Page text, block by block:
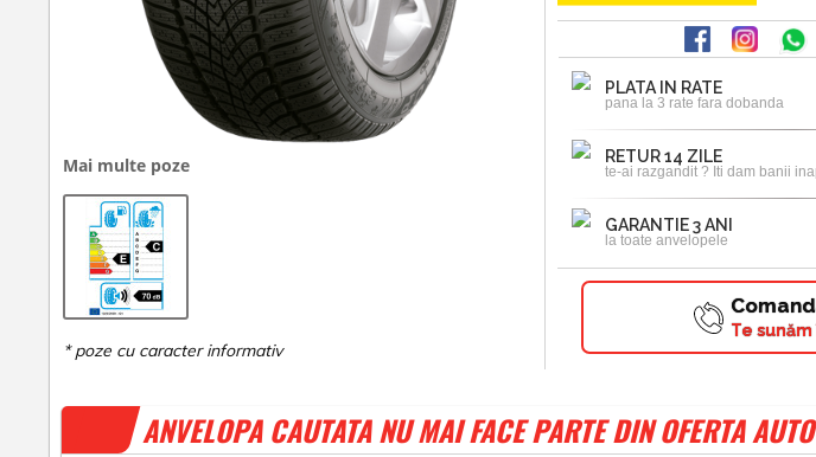
Mai multe poze
PLATA IN RATE
pana la 3 rate fara dobanda
RETUR 14 ZILE
te-ai razgandit ? Iti dam banii
GARANTIE 3 ANI
la toate anvelopele
Te
ANVELOPA CAUTATA NU MAI FACE PARTE DIN OFERTA